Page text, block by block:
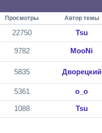
Просмотры Автор темы
22750 Tsu
9782 MooNi
5835 Дворецкий
5361 о_о
1088 Tsu